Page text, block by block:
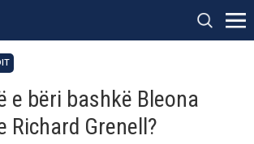
e bëri bashkë Bleona
Richard Grenell?